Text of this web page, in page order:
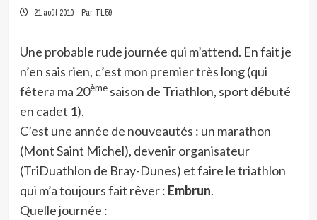
21 août 2010 Par TL59
Une probable rude journée qui m’attend. En fait je
n’en sais rien, c’est mon premier très long (qui
fêtera ma 20èmesaison de Triathlon, sport débuté
en cadet 1).
C’est une année de nouveautés : un marathon
(Mont Saint Michel), devenir organisateur
(TriDuathlon de Bray-Dunes) et faire le triathlon
qui m’a toujours fait rêver : Embrun.
Quelle journée :